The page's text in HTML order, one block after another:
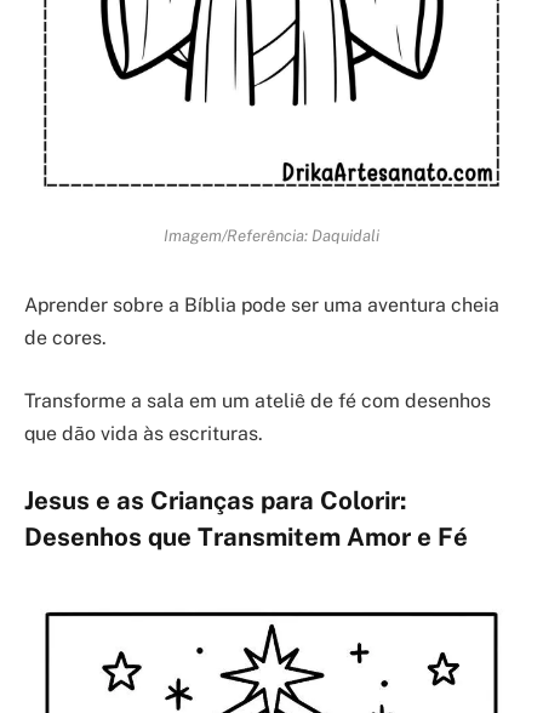
Imagem/Referência: Daquidali
Aprender sobre a Bíblia pode ser uma aventura cheia
de cores.
Transforme a sala em um ateliê de fé com desenhos
que dão vida às escrituras.
Jesus e as Crianças para Colorir:
Desenhos que Transmitem Amor e Fé